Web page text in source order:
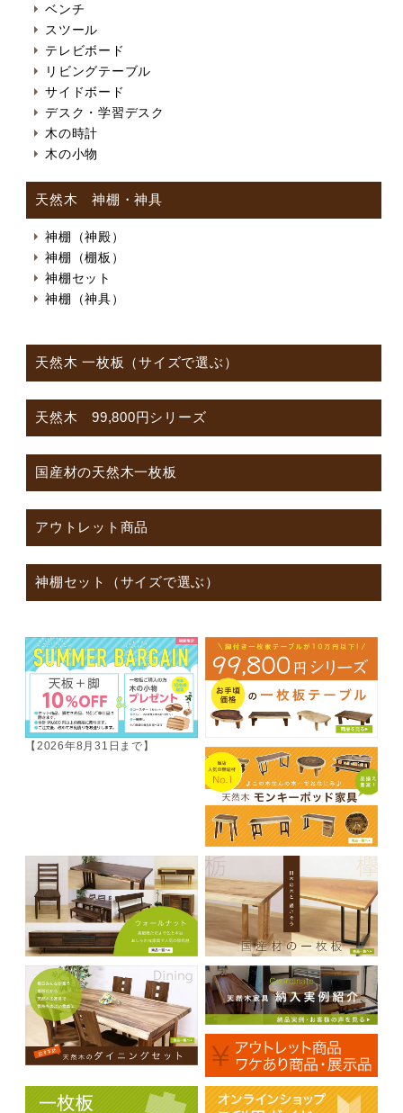
ベンチ
スツール
テレビボード
リビングテーブル
サイドボード
デスク・学習デスク
木の時計
木の小物
天然木 神棚・神具
神棚（神殿）
神棚（棚板）
神棚セット
神棚（神具）
天然木 一枚板（サイズで選ぶ）
天然木 99,800円シリーズ
国産材の天然木一枚板
アウトレット商品
神棚セット（サイズで選ぶ）
【2026年8月31日まで】